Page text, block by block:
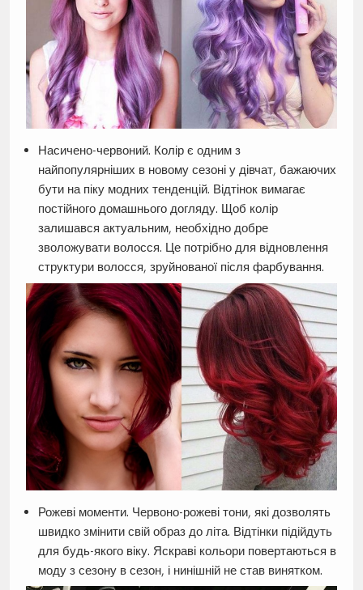
Насичено-червоний. Колір є одним з
найпопулярніших в новому сезоні у дівчат, бажаючих
бути на піку модних тенденцій. Відтінок вимагає
постійного домашнього догляду. Щоб колір
залишався актуальним, необхідно добре
зволожувати волосся. Це потрібно для відновлення
структури волосся, зруйнованої після фарбування.
Рожеві моменти. Червоно-рожеві тони, які дозволять
швидко змінити свій образ до літа. Відтінки підійдуть
для будь-якого віку. Яскраві кольори повертаються в
моду з сезону в сезон, і нинішній не став винятком.